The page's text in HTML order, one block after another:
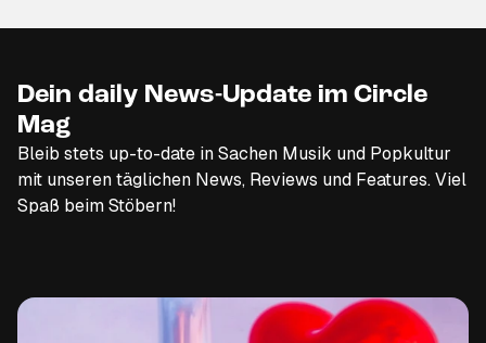
Dein daily News-Update im Circle
Mag
Bleib stets up-to-date in Sachen Musik und Popkultur
mit unseren täglichen News, Reviews und Features. Viel
Spaß beim Stöbern!